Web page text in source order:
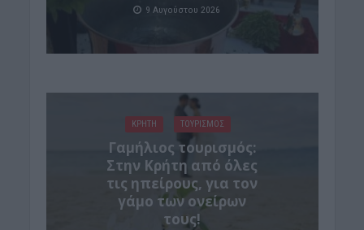
9 Αυγούστου 2026
ΚΡΗΤΗ ΤΟΥΡΙΣΜΟΣ
Γαμήλιος τουρισμός:
Στην Κρήτη από όλες
τις ηπείρους, για τον
γάμο των ονείρων
τους!